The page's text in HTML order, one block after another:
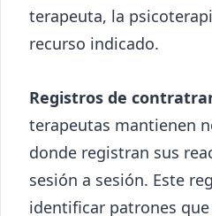
terapeuta, la
recurso indicado.
Registros de
terapeutas mantienen
donde registran sus
sesión a sesión. Este
identificar patrones